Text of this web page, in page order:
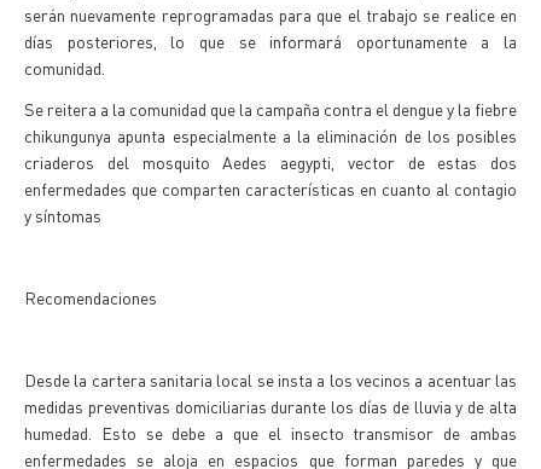
serán nuevamente reprogramadas para que el trabajo se realice en
días posteriores, lo que se informará oportunamente a la
comunidad.
Se reitera a la comunidad que la campaña contra el dengue y la fiebre
chikungunya apunta especialmente a la eliminación de los posibles
criaderos del mosquito Aedes aegypti, vector de estas dos
enfermedades que comparten características en cuanto al contagio
y síntomas
Recomendaciones
Desde la cartera sanitaria local se insta a los vecinos a acentuar las
medidas preventivas domiciliarias durante los días de lluvia y de alta
humedad. Esto se debe a que el insecto transmisor de ambas
enfermedades se aloja en espacios que forman paredes y que